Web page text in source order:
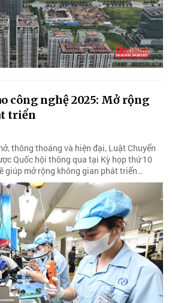
công nghệ 2025: Mở rộng
triển
thông thoáng và hiện đại, Luật Chuyển
Quốc hội thông qua tại Kỳ họp thứ 10
giúp mở rộng không gian phát triển…